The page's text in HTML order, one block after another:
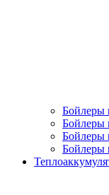
Бойлеры
Бойлеры
Бойлеры
Бойлеры